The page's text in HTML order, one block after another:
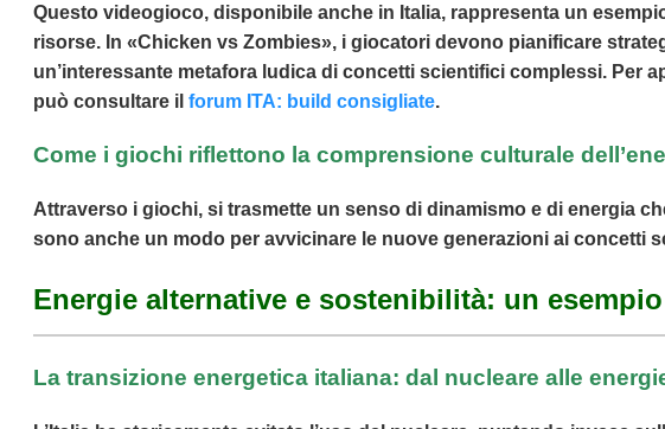
Questo videogioco, disponibile anche in Italia, rappresenta un
risorse. In «Chicken vs Zombies», i giocatori devono pianificare
un’interessante metafora ludica di concetti scientifici complessi. Per
può consultare il forum ITA: build consigliate.
Come i giochi riflettono la comprensione culturale
Attraverso i giochi, si trasmette un senso di dinamismo e di energia
sono anche un modo per avvicinare le nuove generazioni ai concetti
Energie alternative e sostenibilità: un
La transizione energetica italiana: dal nucleare alle